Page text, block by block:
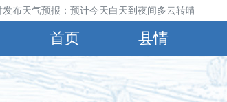
布天气预报：预计今天白天到夜间多云转晴，北风
首页 县情